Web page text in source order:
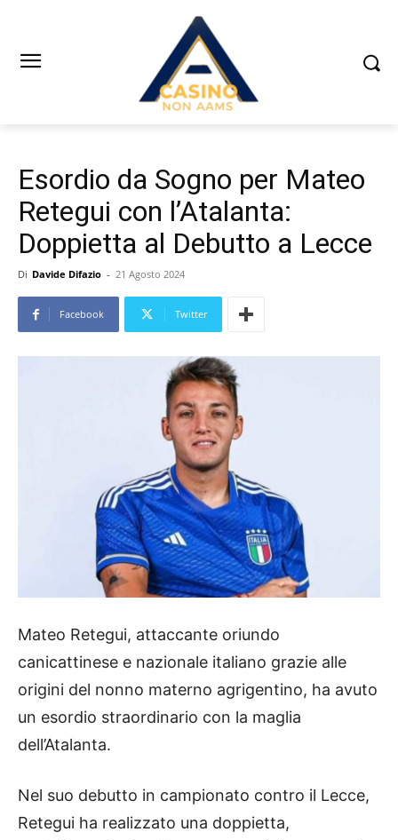
Esordio da Sogno per Mateo
Retegui con l’Atalanta:
Doppietta al Debutto a Lecce
Di Davide Difazio - 21 Agosto 2024
Facebook Twitter
Mateo Retegui, attaccante oriundo
canicattinese e nazionale italiano grazie alle
origini del nonno materno agrigentino, ha avuto
un esordio straordinario con la maglia
dell’Atalanta.
Nel suo debutto in campionato contro il Lecce,
Retegui ha realizzato una doppietta,